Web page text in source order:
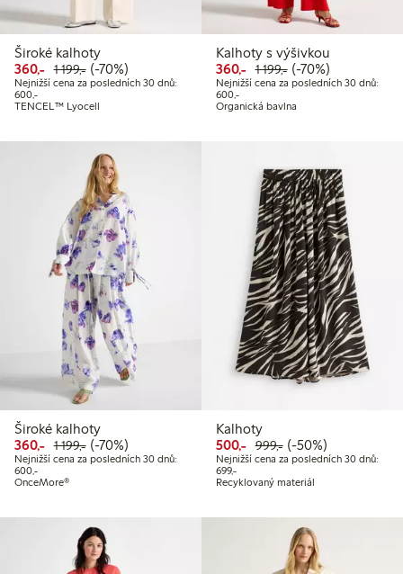
Široké kalhoty
360,- Snížená cena: 360,00 Kč
1 199,-Běžná cena: 1 199,00 Kč
70% sleva
(-70%)
Nejnižší cena za posledních 30 dnů:
600,-Nejnižší cena za posledních 30 dnů: 600,00 Kč
TENCEL™ Lyocell
Kalhoty s výšivkou
360,- Snížená cena: 360,00 Kč
1 199,-Běžná cena: 1
70% sleva
(-70%)
Nejnižší cena za posledních 30 dnů:
600,-Nejnižší cena za posledních 30
Organická bavlna
Široké kalhoty
360,- Snížená cena: 360,00 Kč
1 199,-Běžná cena: 1 199,00 Kč
70% sleva
(-70%)
Nejnižší cena za posledních 30 dnů:
600,-Nejnižší cena za posledních 30 dnů: 600,00 Kč
OnceMore®
Kalhoty
500,- Snížená cena: 500,00 Kč
999,-Běžná cena:
50% sleva
(-50%)
Nejnižší cena za posledních 30 dnů:
699,-Nejnižší cena za posledních 30 dnů:
Recyklovaný materiál